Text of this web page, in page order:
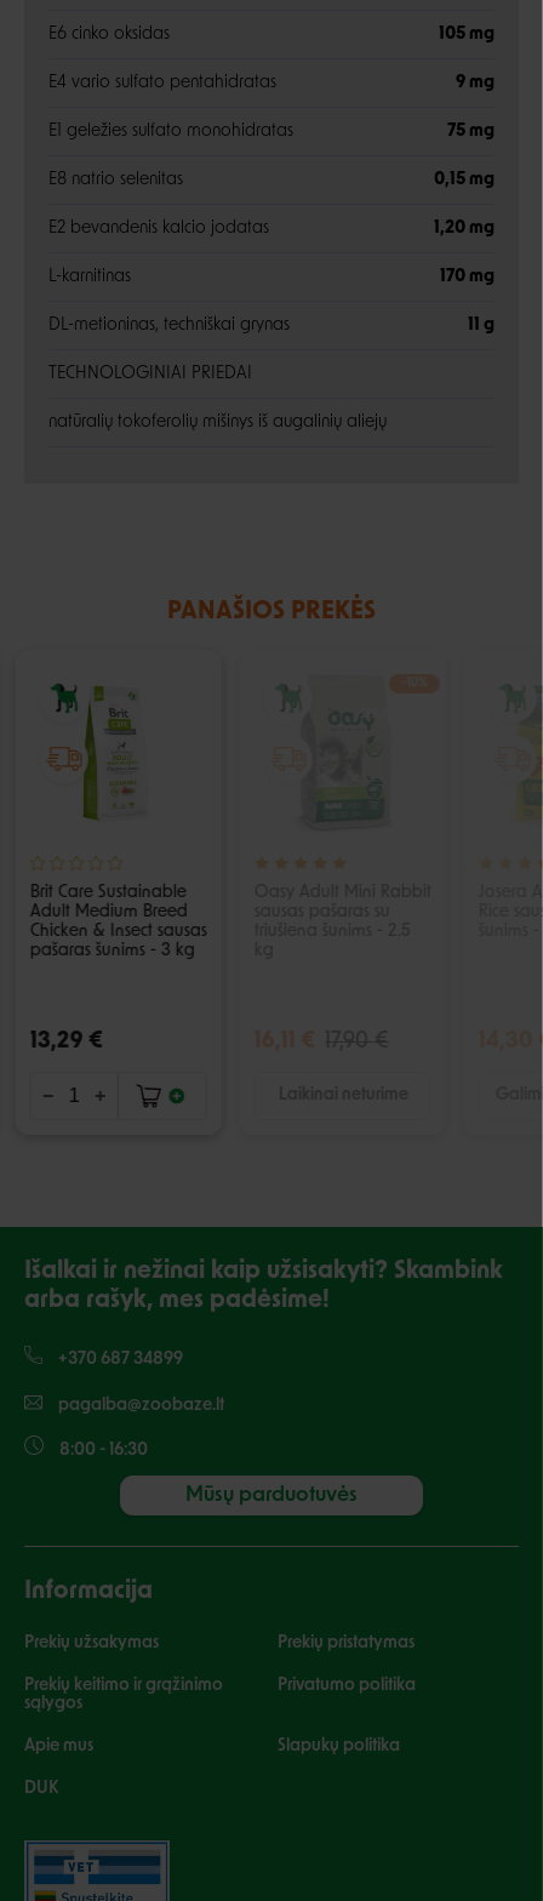
E6 cinko oksidas 105 mg
E4 vario sulfato pentahidratas 9 mg
E1 geležies sulfato monohidratas 75 mg
E8 natrio selenitas 0,15 mg
E2 bevandenis kalcio jodatas 1,20 mg
L-karnitinas 170 mg
DL-metioninas, techniškai grynas 11 g
TECHNOLOGINIAI PRIEDAI
natūralių tokoferolių mišinys iš augalinių aliejų
PANAŠIOS PREKĖS
Brit Care Sustainable
Adult Medium Breed
Chicken & Insect sausas
pašaras šunims - 3 kg
13,29 €
IŠPARDUOTA
Rice
14,30
Išalkai ir nežinai kaip užsisakyti? Skambink
arba rašyk, mes padėsime!
+370 687 34899
pagalba@zoobaze.lt
8:00 - 16:30
Mūsų parduotuvės
Informacija
Prekių užsakymas Prekių pristatymas
Prekių keitimo ir grąžinimo
sąlygos
Privatumo politika
Apie mus Slapukų politika
DUK